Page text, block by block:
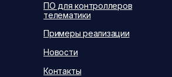
Контакты
Новости
Примеры реализации
ПО для контроллеров
телематики